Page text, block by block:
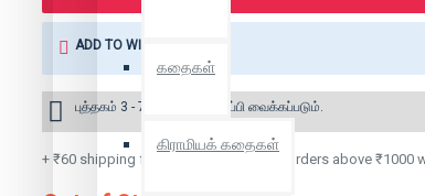
கதைகள்
கிராமியக் கதைகள்
ADD TO WISH LIST
புத்தகம் 3 - 7 நாட்களில் அனுப்பி வைக்கப்படும்.
+ ₹60 shipping fee* (Free shipping for orders above ₹1000